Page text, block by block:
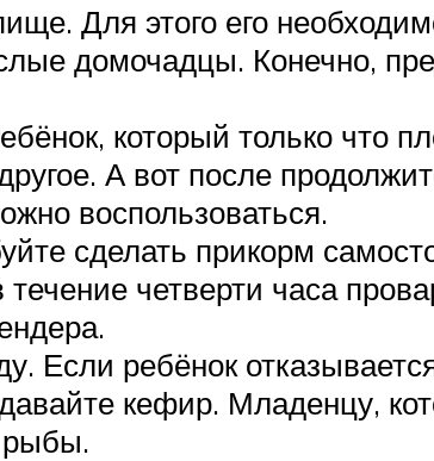
Для этого его
домочадцы. Конечно,
который только что
А вот после
воспользоваться.
сделать прикорм
четверти часа
ребёнок
кефир. Младенцу,
рыбы.